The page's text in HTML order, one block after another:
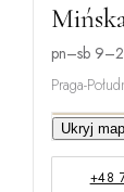
pn–sb
Praga-
Ukryj
+48